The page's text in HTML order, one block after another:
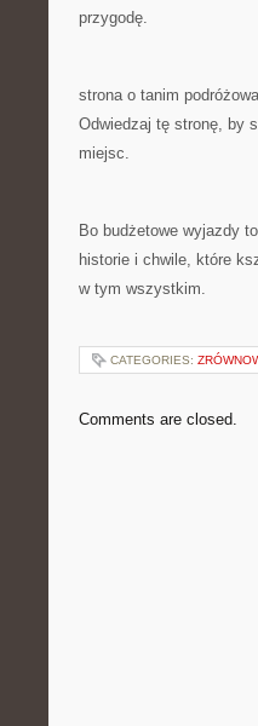
przygodę.
strona o tanim
Odwiedzaj tę stronę, by
miejsc.
Bo budżetowe wyjazdy
historie i chwile, które
w tym wszystkim.
CATEGORIES:
Comments are closed.